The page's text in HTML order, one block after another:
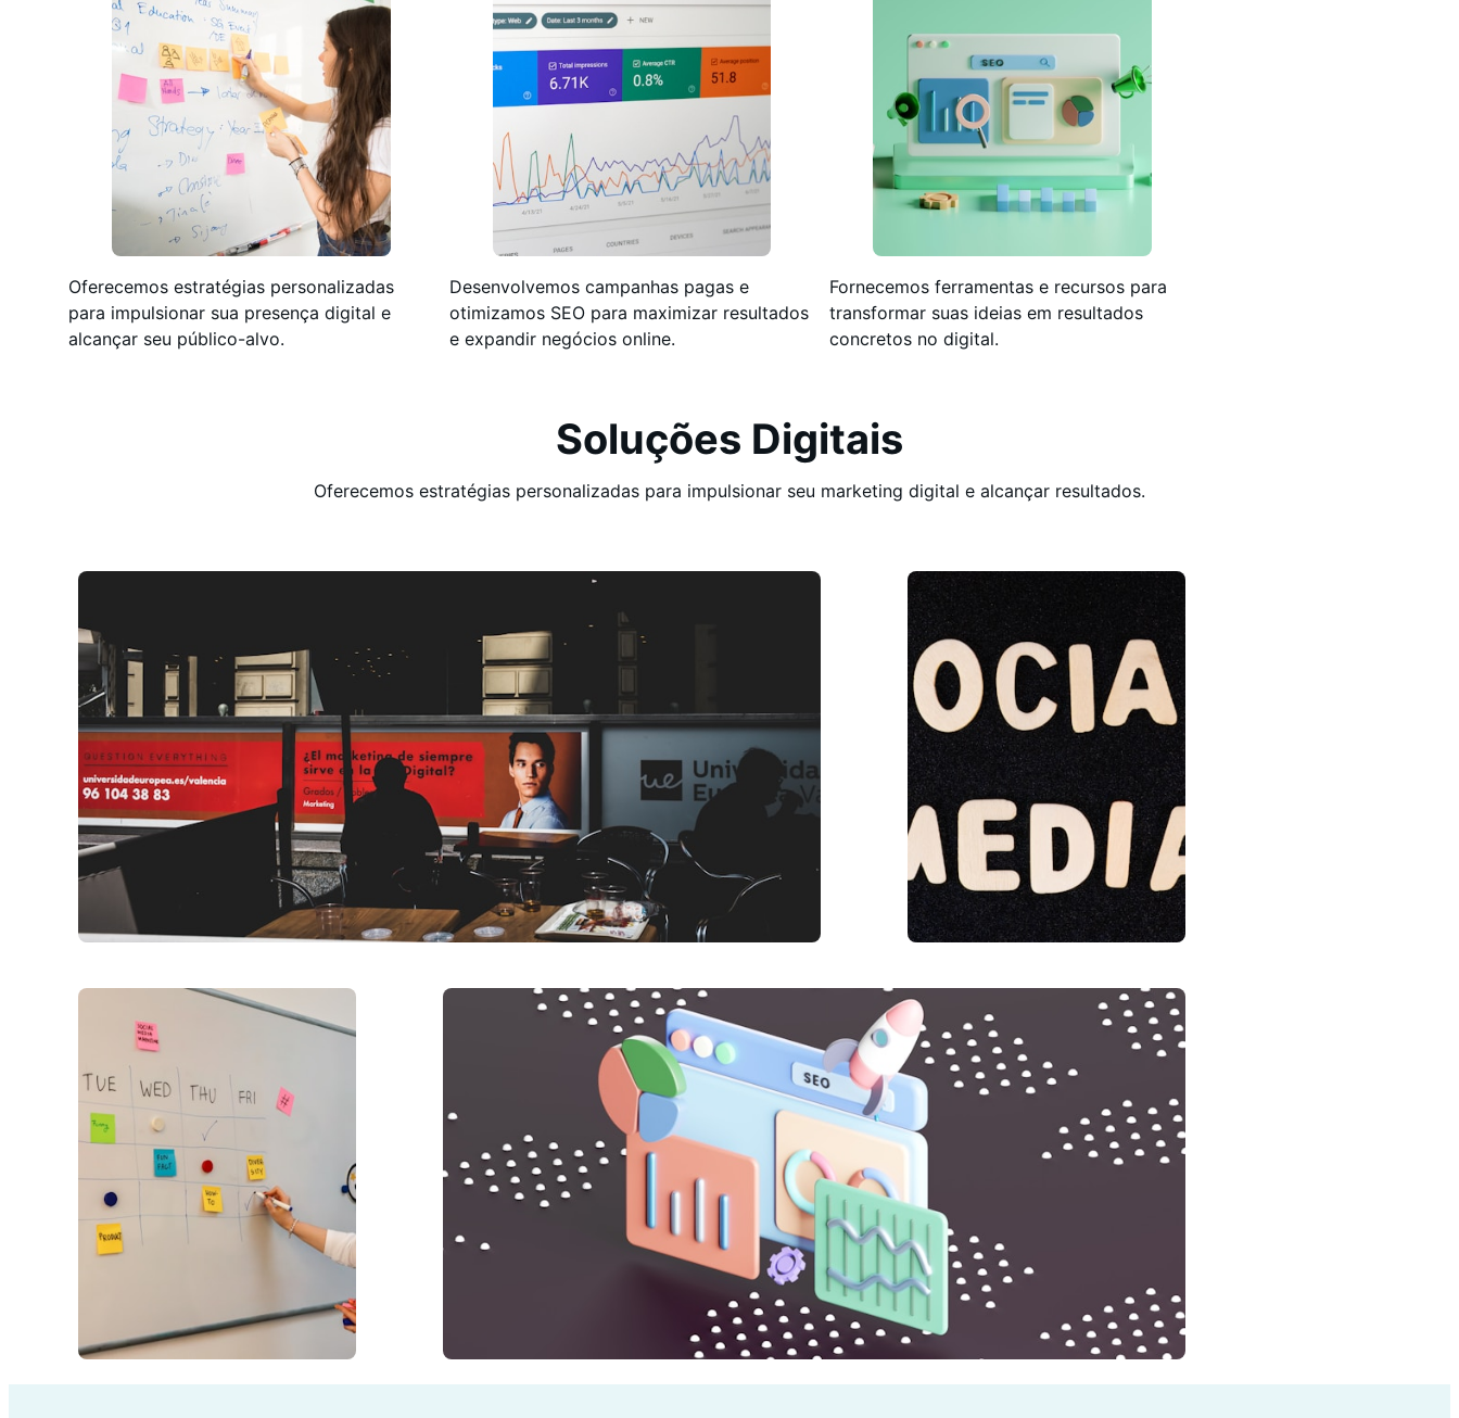
Oferecemos estratégias personalizadas
para impulsionar sua presença digital e
alcançar seu público-alvo.
Desenvolvemos campanhas pagas e
otimizamos SEO para maximizar resultados
e expandir negócios online.
Fornecemos ferramentas e recursos para
transformar suas ideias em resultados
concretos no digital.
Soluções Digitais
Oferecemos estratégias personalizadas para impulsionar seu marketing digital e alcançar resultados.